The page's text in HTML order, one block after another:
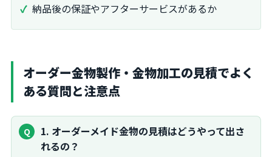
納品後の保証やアフターサービスがあるか
オーダー金物製作・金物加工の見積でよく
ある質問と注意点
1. オーダーメイド金物の見積はどうやって出さ
れるの？